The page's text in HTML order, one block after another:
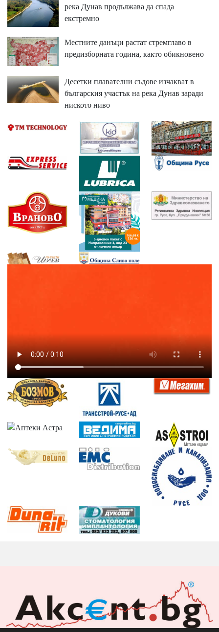
река Дунав продължава да спада
екстремно
Местните данъци растат стремглаво в
предизборната година, както обикновено
Десетки плавателни съдове изчакват в
българския участък на река Дунав заради
ниското ниво